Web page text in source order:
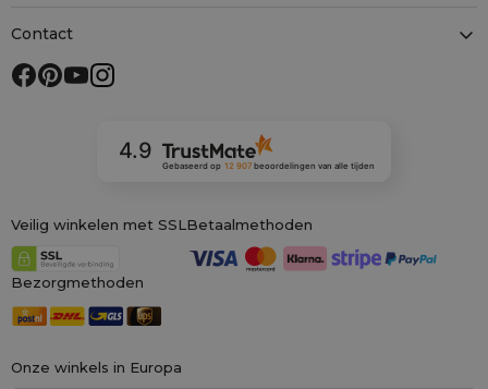
Onze winkels in Europa
Contact
4.9
Gebaseerd op 12 907beoordelingen van alle tijden
Veilig winkelen met SSLBetaalmethoden
Bezorgmethoden